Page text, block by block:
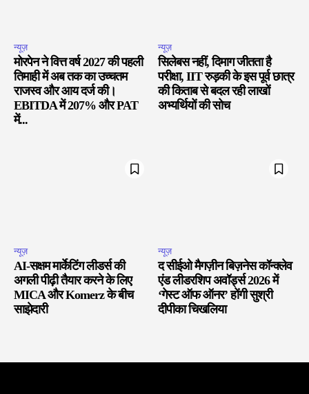
न्यूज़
मोरपेन ने वित्त वर्ष 2027 की पहली
तिमाही में अब तक का उच्चतम
राजस्व और आय दर्ज की।
EBITDA में 207% और PAT
में...
न्यूज़
सिलेबस नहीं, दिमाग जीतता है
परीक्षा, IIT रुड़की के इस पूर्व छात्र
की किताब से बदल रही लाखों
अभ्यर्थियों की सोच
न्यूज़
AI-सक्षम मार्केटिंग लीडर्स की
अगली पीढ़ी तैयार करने के लिए
MICA और Komerz के बीच
साझेदारी
न्यूज़
द सीईओ मैगज़ीन बिज़नेस कॉन्क्लेव
एंड लीडरशिप अवॉर्ड्स 2026 में
‘गेस्ट ऑफ ऑनर’ होंगी सुश्री
दीपीका चिखलिया